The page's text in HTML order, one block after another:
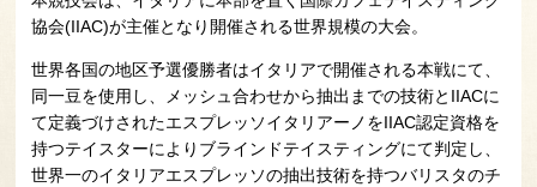
協会(IIAC)が主催となり開催される世界規模の大会。
世界各国の地区予選優勝者はイタリアで開催される本戦にて、
同一豆を使用し、メッシュ合わせから抽出までの技術とIIACに
て定義づけされたエスプレッソイタリアーノをIIAC認定資格を
持つテイスターによりブラインドテイスティングにて判定し、
世界一のイタリアエスプレッソの抽出技術を持つバリスタのチ